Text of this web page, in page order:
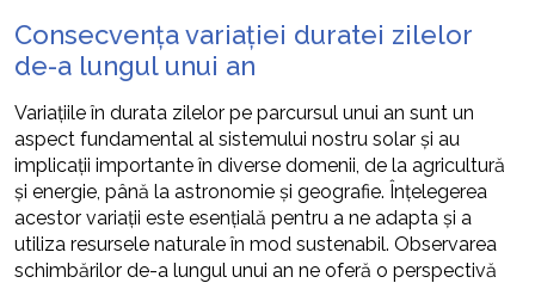
Consecvența variației duratei zilelor
de-a lungul unui an
Variațiile în durata zilelor pe parcursul unui an sunt un
aspect fundamental al sistemului nostru solar și au
implicații importante în diverse domenii, de la agricultură
și energie, până la astronomie și geografie. Înțelegerea
acestor variații este esențială pentru a ne adapta și a
utiliza resursele naturale în mod sustenabil. Observarea
schimbărilor de-a lungul unui an ne oferă o perspectivă